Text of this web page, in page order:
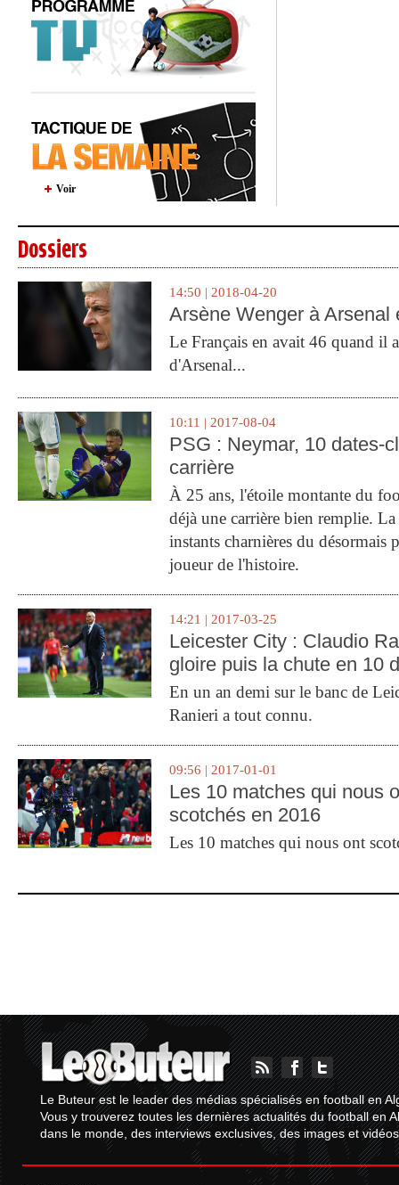
Voir
Dossiers
14:50 | 2018-04-20
Arsène Wenger à Arsenal
Le Français en avait 46 quand il
d'Arsenal...
10:11 | 2017-08-04
PSG : Neymar, 10 dates-
carrière
À 25 ans, l'étoile montante du
déjà une carrière bien remplie.
instants charnières du désormais
joueur de l'histoire.
14:21 | 2017-03-25
Leicester City : Claudio
gloire puis la chute en 10
En un an demi sur le banc de
Ranieri a tout connu.
09:56 | 2017-01-01
Les 10 matches qui nous
scotchés en 2016
Les 10 matches qui nous ont
Le Buteur est le leader des médias spécialisés en football en
Vous y trouverez toutes les dernières actualités du football en
dans le monde, des interviews exclusives, des images et